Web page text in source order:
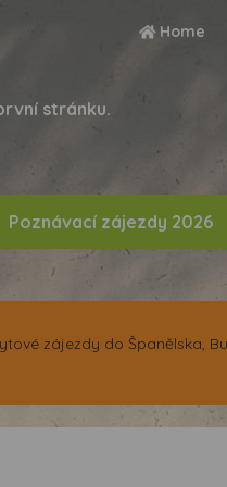
Home
stránku.
Poznávací zájezdy 2026
zájezdy do Španělska,